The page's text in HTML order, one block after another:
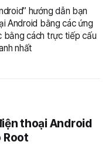
hướng dẫn bạn
Android bằng các ứng
bằng cách trực tiếp cấu
nhất
thoại Android
Root